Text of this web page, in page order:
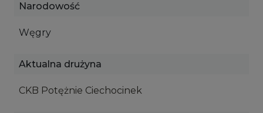
Narodowość
Węgry
Aktualna drużyna
CKB Potężnie Ciechocinek